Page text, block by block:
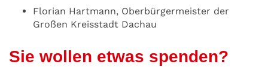
Florian Hartmann, Oberbürgermeister der
Großen Kreisstadt Dachau
Sie wollen etwas spenden?